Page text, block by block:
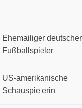
Ehemailiger deutscher
Fußballspieler
US-amerikanische
Schauspielerin